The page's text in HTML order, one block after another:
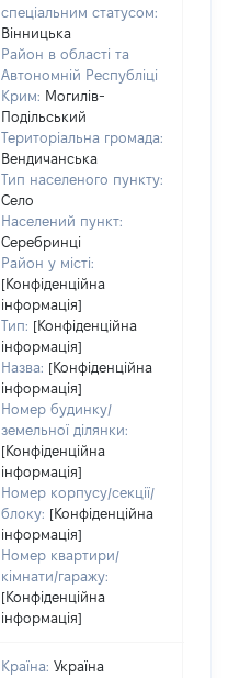
спеціальним статусом:
Вінницька
Район в області та
Автономній Республіці
Крим: Могилів-
Подільський
Територіальна громада:
Вендичанська
Тип населеного пункту:
Село
Населений пункт:
Серебринці
Район у місті:
[Конфіденційна
інформація]
Тип: [Конфіденційна
інформація]
Назва: [Конфіденційна
інформація]
Номер будинку/
земельної ділянки:
[Конфіденційна
інформація]
Номер корпусу/секції/
блоку: [Конфіденційна
інформація]
Номер квартири/
кімнати/гаражу:
[Конфіденційна
інформація]
Країна: Україна